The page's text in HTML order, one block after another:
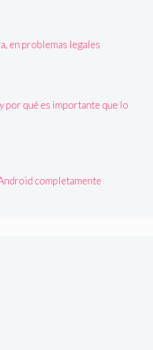
en problemas legales
por qué es importante que lo
completamente